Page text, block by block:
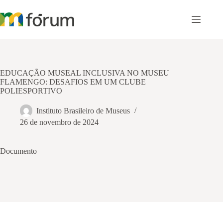
para
o
EDUCAÇÃO MUSEAL INCLUSIVA NO MUSEU
FLAMENGO: DESAFIOS EM UM CLUBE
POLIESPORTIVO
Instituto Brasileiro de Museus
26 de novembro de 2024
Documento